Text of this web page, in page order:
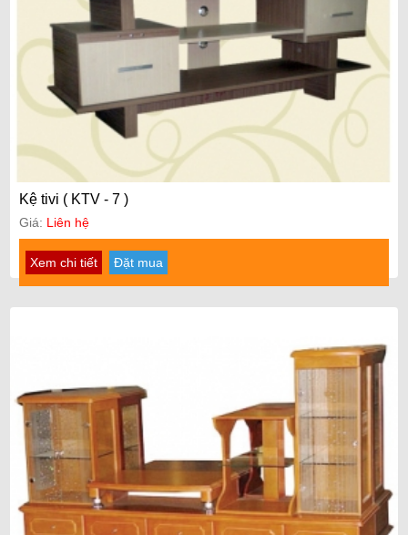
Kệ tivi ( KTV - 7 )
Giá: Liên hệ
Xem chi tiết Đặt mua